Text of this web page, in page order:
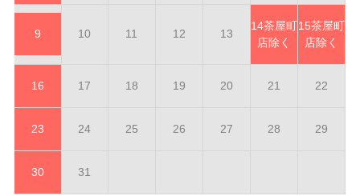
9 10 11 12 13
14茶屋町
店除く
15茶屋町
店除く
16 17 18 19 20 21 22
23 24 25 26 27 28 29
30 31